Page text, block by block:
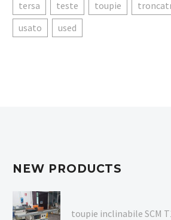
tersa
teste toupie
usato
used
NEW PRODUCTS
toupie inclinabile SCM